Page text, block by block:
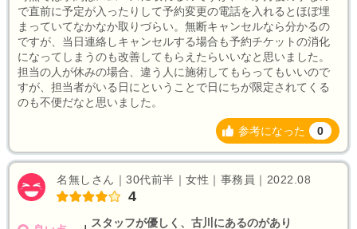
で直前に予定が入ったりして予約変更の電話を入れるとほぼ埋
まっていてなかなか取りづらい。無断キャンセルなら分かるの
ですが、当日連絡しキャンセルする場合も予約チケットの消化
になってしまうのも改善してもらえたらいいなと思いました。
担当の人が休みの場合、違う人に施術してもらってもいいので
すが、担当者がいる日にということで日にちが限定されてくる
のも不便だなと思いました。
参考になった 0
名無しさん｜30代前半｜女性｜事務員｜2022.08
4
スタッフが優しく、古川にあるのがあり